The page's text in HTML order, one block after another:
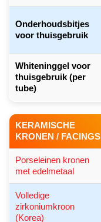
Onderhoudsbitjes
voor thuisgebruik
Whiteninggel voor
thuisgebruik (per
tube)
KERAMISCHE
KRONEN / FACINGS
Porseleinen kronen
met edelmetaal
Volledige
zirkoniumkroon
(Korea)